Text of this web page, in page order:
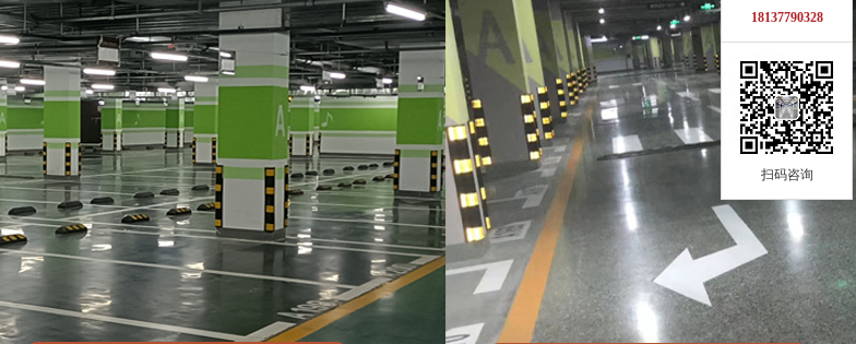
18137790328
扫码咨询